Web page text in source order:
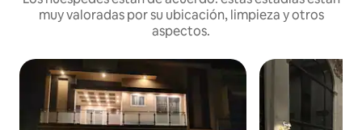
muy valoradas por su ubicación, limpieza y otros
aspectos.